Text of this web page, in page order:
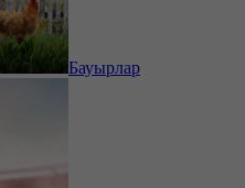
Бауырлар